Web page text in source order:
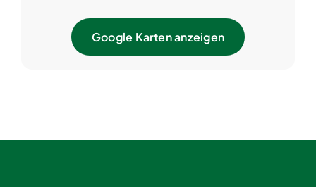
Google Karten anzeigen